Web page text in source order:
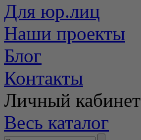
Для юр.лиц
Наши проекты
Блог
Контакты
Личный кабинет
Весь каталог